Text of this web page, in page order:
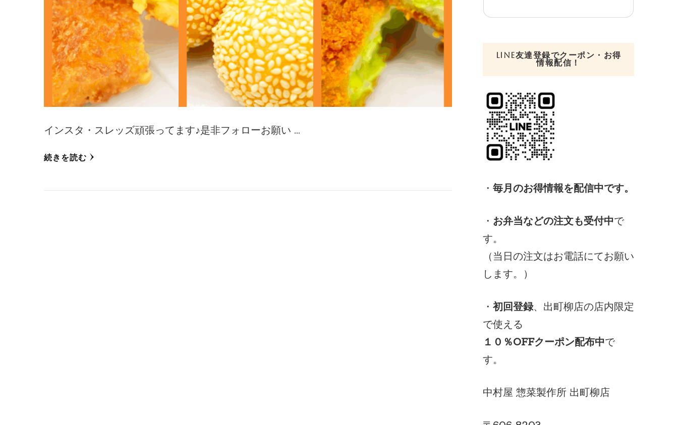
インスタ・スレッズ頑張ってます♪是非フォローお願い …
続きを読む
LINE友達登録でクーポン・お得
情報配信！
・ 毎月のお得情報を配信中です。
・ お弁当などの注文も受付中で
す。
（当日の注文はお電話にてお願い
します。）
・ 初回登録、出町柳店の店内限定
で使える
１０％OFFクーポン配布中で
す。
中村屋 惣菜製作所 出町柳店